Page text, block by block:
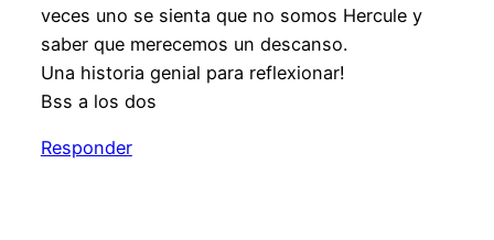
veces uno se sienta que no somos Hercule y
saber que merecemos un descanso.
Una historia genial para reflexionar!
Bss a los dos
Responder